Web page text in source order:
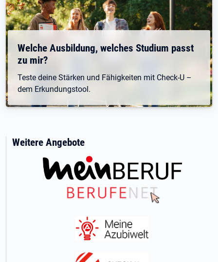
Welche Ausbildung, welches Studium passt
zu mir?
Teste deine Stärken und Fähigkeiten mit Check-U –
dem Erkundungstool.
Weitere Angebote